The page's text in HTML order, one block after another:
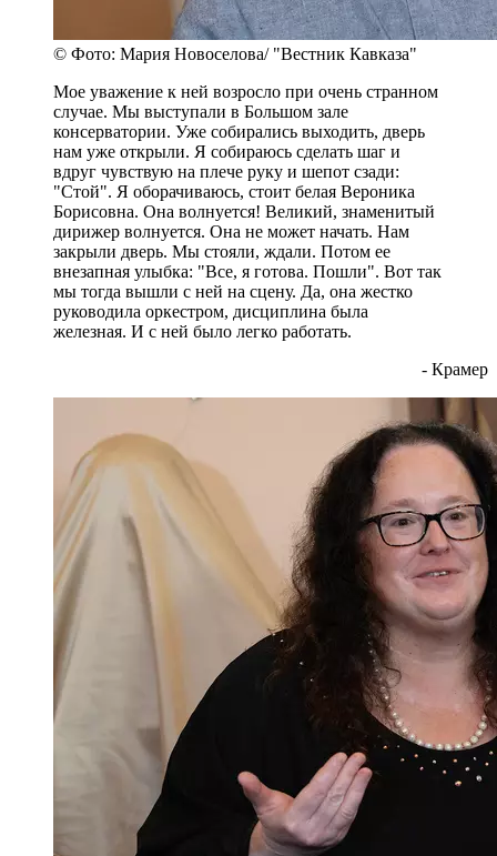
© Фото: Мария Новоселова/ "Вестник Кавказа"
Мое уважение к ней возросло при очень странном
случае. Мы выступали в Большом зале
консерватории. Уже собирались выходить, дверь
нам уже открыли. Я собираюсь сделать шаг и
вдруг чувствую на плече руку и шепот сзади:
"Стой". Я оборачиваюсь, стоит белая Вероника
Борисовна. Она волнуется! Великий, знаменитый
дирижер волнуется. Она не может начать. Нам
закрыли дверь. Мы стояли, ждали. Потом ее
внезапная улыбка: "Все, я готова. Пошли". Вот так
мы тогда вышли с ней на сцену. Да, она жестко
руководила оркестром, дисциплина была
железная. И с ней было легко работать.
- Крамер